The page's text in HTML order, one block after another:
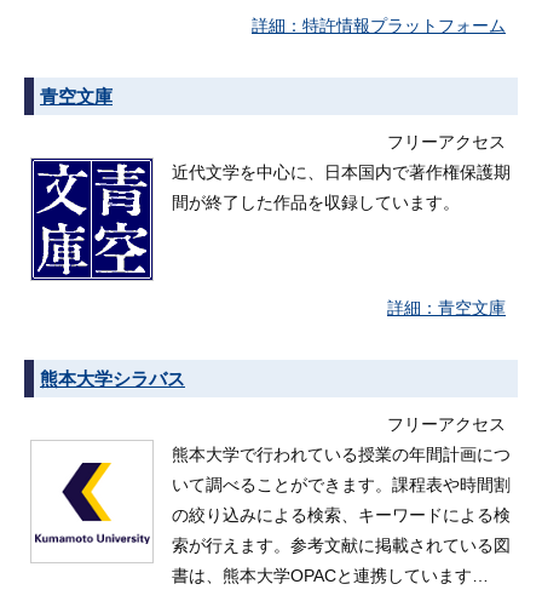
特許情報プラットフォーム
青空文庫
フリーアクセス
近代文学を中心に、日本国内で著作権保護期
間が終了した作品を収録しています。
青空文庫
熊本大学シラバス
フリーアクセス
熊本大学で行われている授業の年間計画につ
いて調べることができます。課程表や時間割
の絞り込みによる検索、キーワードによる検
索が行えます。参考文献に掲載されている図
書は、熊本大学OPACと連携しています…